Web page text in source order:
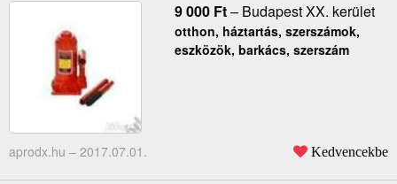
9 000 Ft– Budapest XX. kerület
otthon, háztartás, szerszámok,
eszközök, barkács, szerszám
aprodx.hu – 2017.07.01. Kedvencekbe